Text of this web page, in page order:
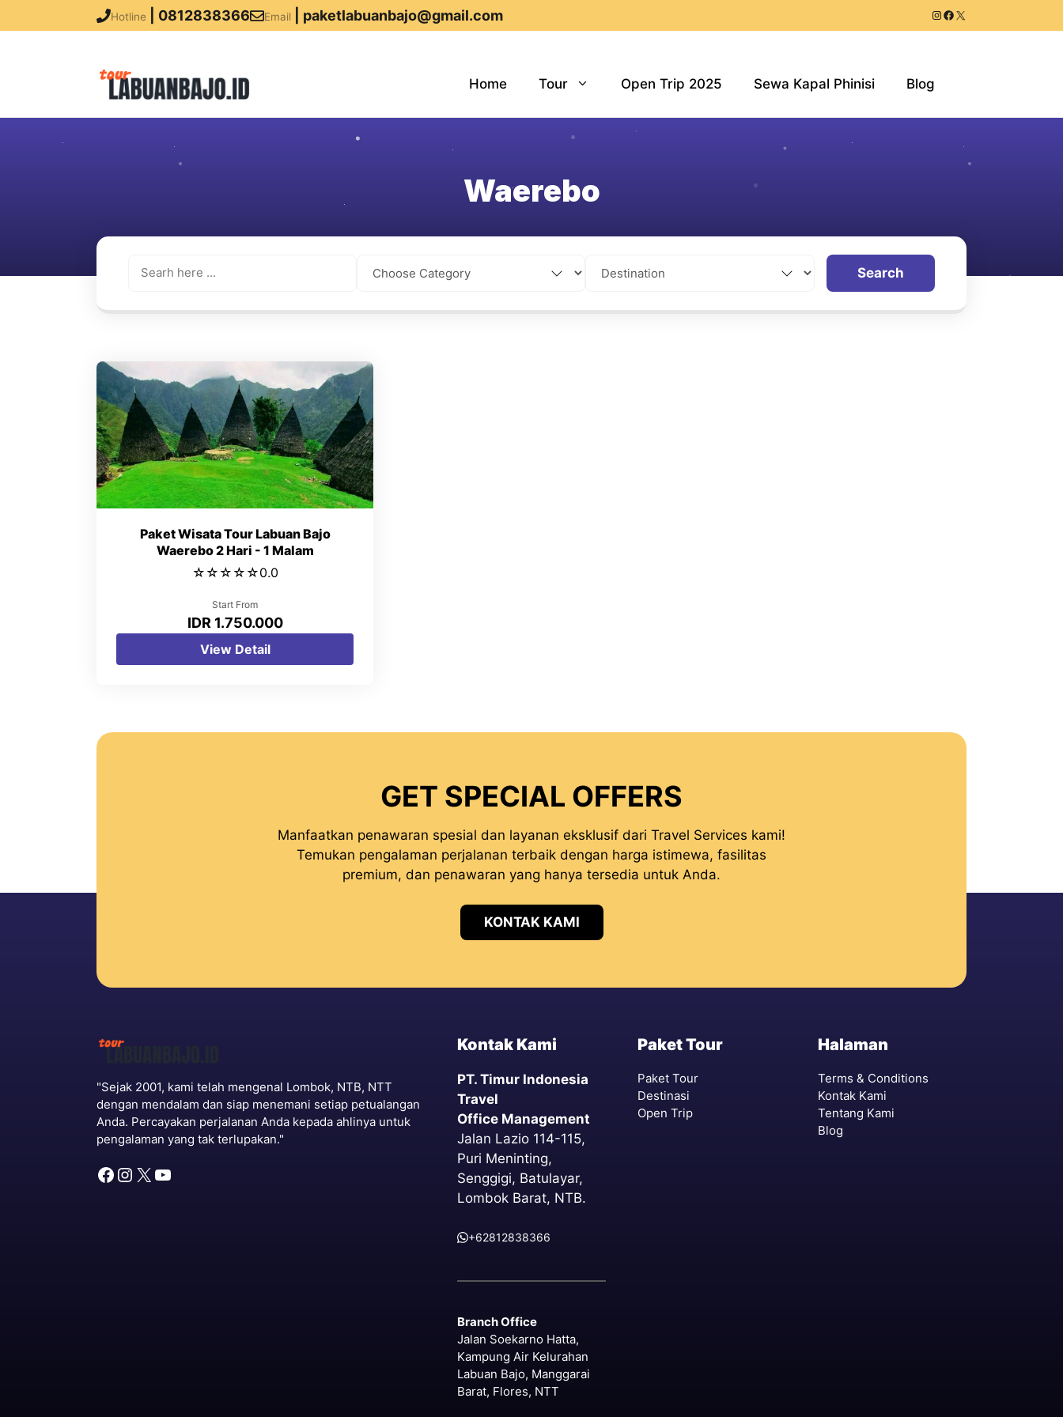
Hotline | 0812838366 Email | paketlabuanbajo@gmail.com
Home Tour Open Trip 2025 Sewa Kapal Phinisi Blog
Waerebo
Search
Paket Wisata Tour Labuan Bajo
Waerebo 2 Hari - 1 Malam
☆ ☆ ☆ ☆ ☆0.0
Start From
IDR 1.750.000
View Detail
GET SPECIAL OFFERS
Manfaatkan penawaran spesial dan layanan eksklusif dari Travel Services kami!
Temukan pengalaman perjalanan terbaik dengan harga istimewa, fasilitas
premium, dan penawaran yang hanya tersedia untuk Anda.
KONTAK KAMI
"Sejak 2001, kami telah mengenal Lombok, NTB, NTT
dengan mendalam dan siap menemani setiap petualangan
Anda. Percayakan perjalanan Anda kepada ahlinya untuk
pengalaman yang tak terlupakan."
Kontak Kami
PT. Timur Indonesia
Travel
Office Management
Jalan Lazio 114-115,
Puri Meninting,
Senggigi, Batulayar,
Lombok Barat, NTB.
+62812838366
Branch Office
Jalan Soekarno Hatta,
Kampung Air Kelurahan
Labuan Bajo, Manggarai
Barat, Flores, NTT
Paket Tour
Paket Tour
Destinasi
Open Trip
Halaman
Terms & Conditions
Kontak Kami
Tentang Kami
Blog